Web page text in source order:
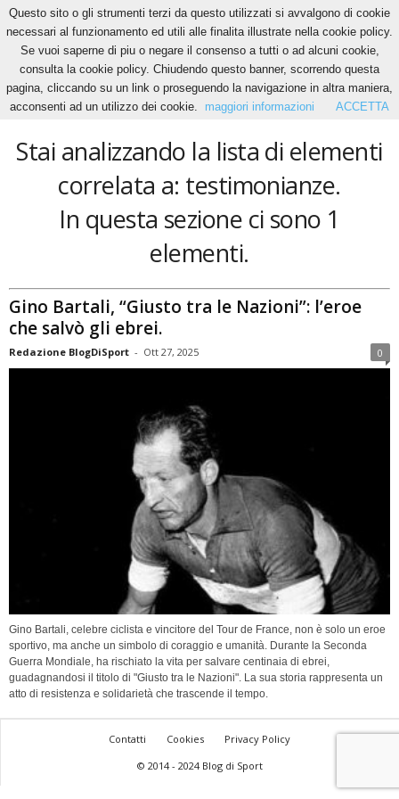
Home Tags Testimonianze
testimonianze
Stai analizzando la lista di elementi
correlata a: testimonianze.
In questa sezione ci sono 1
elementi.
Gino Bartali, “Giusto tra le Nazioni”: l’eroe
che salvò gli ebrei.
Redazione BlogDiSport - Ott 27, 2025 0
Gino Bartali, celebre ciclista e vincitore del Tour de France, non è solo un eroe
sportivo, ma anche un simbolo di coraggio e umanità. Durante la Seconda
Guerra Mondiale, ha rischiato la vita per salvare centinaia di ebrei,
guadagnandosi il titolo di "Giusto tra le Nazioni". La sua storia rappresenta un
atto di resistenza e solidarietà che trascende il tempo.
Contatti Cookies
Privacy Policy
© 2014 - 2024 Blog di Sport
Questo sito o gli strumenti terzi da questo utilizzati si avvalgono di cookie
necessari al funzionamento ed utili alle finalita illustrate nella cookie policy.
Se vuoi saperne di piu o negare il consenso a tutti o ad alcuni cookie,
consulta la cookie policy. Chiudendo questo banner, scorrendo questa
pagina, cliccando su un link o proseguendo la navigazione in altra maniera,
acconsenti ad un utilizzo dei cookie.
maggiori informazioni ACCETTA